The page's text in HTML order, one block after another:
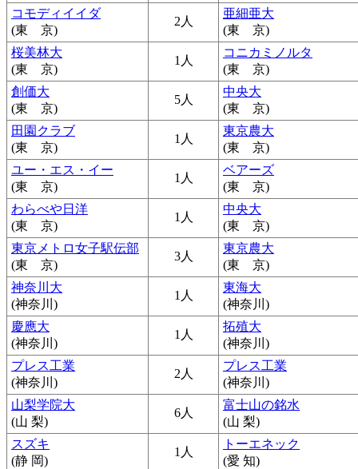
コモディイイダ
(東 京)
2人
亜細亜大
(東 京)
桜美林大
(東 京)
1人
コニカミノルタ
(東 京)
創価大
(東 京)
5人
中央大
(東 京)
田園クラブ
(東 京)
1人
東京農大
(東 京)
ユー・エス・イー
(東 京)
1人
ベアーズ
(東 京)
わらべや日洋
(東 京)
1人
中央大
(東 京)
東京メトロ女子駅伝部
(東 京)
3人
東京農大
(東 京)
神奈川大
(神奈川)
1人
東海大
(神奈川)
慶應大
(神奈川)
1人
拓殖大
(神奈川)
プレス工業
(神奈川)
2人
プレス工業
(神奈川)
山梨学院大
(山 梨)
6人
富士山の銘水
(山 梨)
スズキ
(静 岡)
1人
トーエネック
(愛 知)